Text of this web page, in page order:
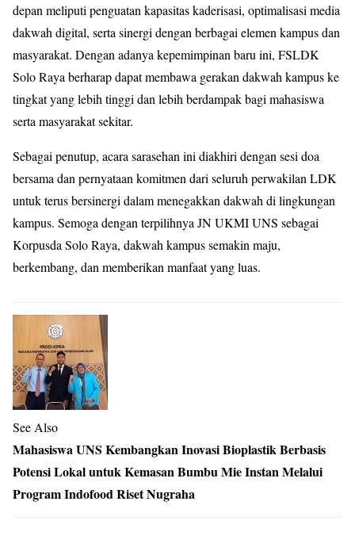
depan meliputi penguatan kapasitas kaderisasi, optimalisasi media
dakwah digital, serta sinergi dengan berbagai elemen kampus dan
masyarakat. Dengan adanya kepemimpinan baru ini, FSLDK
Solo Raya berharap dapat membawa gerakan dakwah kampus ke
tingkat yang lebih tinggi dan lebih berdampak bagi mahasiswa
serta masyarakat sekitar.
Sebagai penutup, acara sarasehan ini diakhiri dengan sesi doa
bersama dan pernyataan komitmen dari seluruh perwakilan LDK
untuk terus bersinergi dalam menegakkan dakwah di lingkungan
kampus. Semoga dengan terpilihnya JN UKMI UNS sebagai
Korpusda Solo Raya, dakwah kampus semakin maju,
berkembang, dan memberikan manfaat yang luas.
See Also
Mahasiswa UNS Kembangkan Inovasi Bioplastik Berbasis
Potensi Lokal untuk Kemasan Bumbu Mie Instan Melalui
Program Indofood Riset Nugraha